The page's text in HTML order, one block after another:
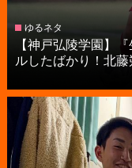
ゆるネタ
【神戸弘陵学園】
ルしたばかり！北